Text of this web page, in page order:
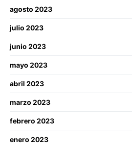
agosto 2023
julio 2023
junio 2023
mayo 2023
abril 2023
marzo 2023
febrero 2023
enero 2023